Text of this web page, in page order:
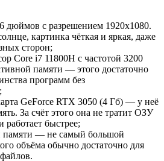
дюймов с разрешением 1920х1080.
картинка чёткая и яркая, даже
сторон;
Core i7 11800H с частотой 3200
памяти — этого достаточно
программ без
GeForce RTX 3050 (4 Гб) — у неё
За счёт этого она не тратит ОЗУ
работает быстрее;
памяти — не самый большой
объёма обычно достаточно для